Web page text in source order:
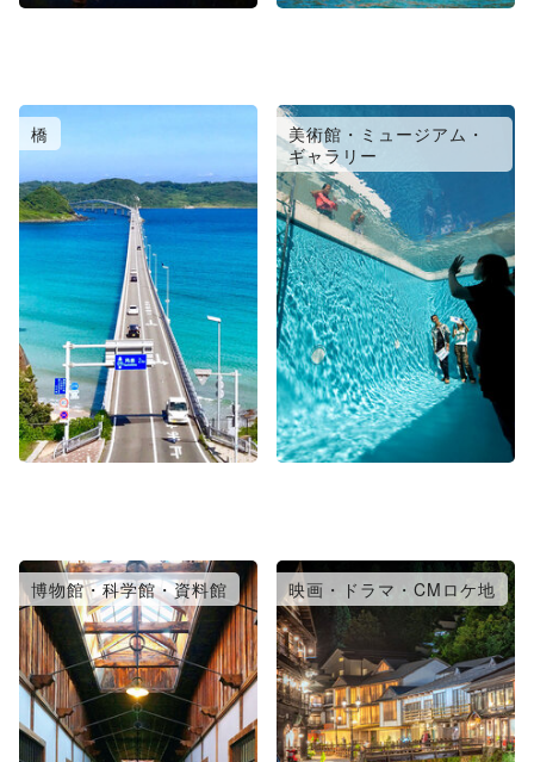
橋
美術館・ミュージアム・
ギャラリー
博物館・科学館・資料館 映画・ドラマ・CMロケ地